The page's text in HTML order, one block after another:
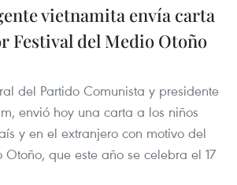
vietnamita envía carta
Festival del Medio Otoño
del Partido Comunista y presidente
envió hoy una carta a los niños
y en el extranjero con motivo del
que este año se celebra el 17